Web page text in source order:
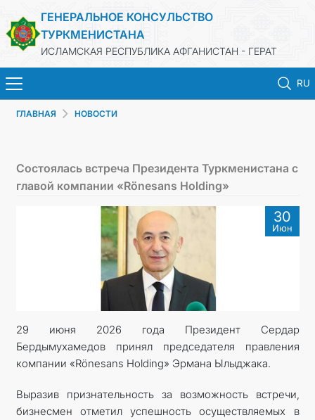
ГЕНЕРАЛЬНОЕ КОНСУЛЬСТВО
ТУРКМЕНИСТАНА
ИСЛАМСКАЯ РЕСПУБЛИКА АФГАНИСТАН - ГЕРАТ
RU
КОНСУЛЬСКИЕ УСЛУГИ
МИД
КОНТАКТНЫЕ ДАННЫЕ
ГЛАВНАЯ НОВОСТИ
Состоялась встреча Президента Туркменистана с
главой компании «Rönesans Holding»
30
Июн
29 июня 2026 года Президент Сердар
Бердымухамедов принял председателя правления
компании «Rönesans Holding» Эрмана Ылыджака.
Выразив признательность за возможность встречи,
бизнесмен отметил успешность осуществляемых в